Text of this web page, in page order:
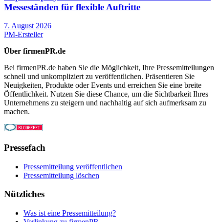
Messeständen für flexible Auftritte
7. August 2026
PM-Ersteller
Über firmenPR.de
Bei firmenPR.de haben Sie die Möglichkeit, Ihre Pressemitteilungen
schnell und unkompliziert zu veröffentlichen. Präsentieren Sie
Neuigkeiten, Produkte oder Events und erreichen Sie eine breite
Öffentlichkeit. Nutzen Sie diese Chance, um die Sichtbarkeit Ihres
Unternehmens zu steigern und nachhaltig auf sich aufmerksam zu
machen.
Pressefach
Pressemitteilung veröffentlichen
Pressemitteilung löschen
Nützliches
Was ist eine Pressemitteilung?